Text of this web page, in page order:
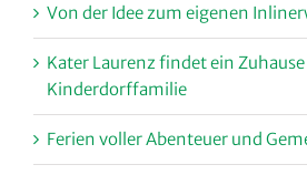
Von der Idee zum eigenen
Kater Laurenz findet ein
Kinderdorffamilie
Ferien voller Abenteuer und